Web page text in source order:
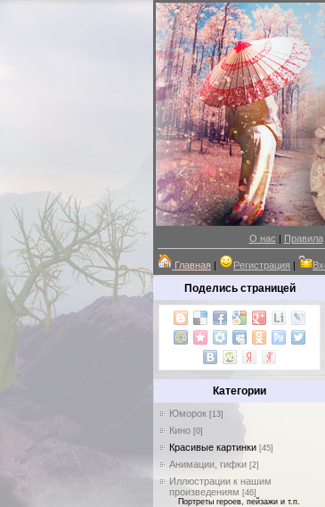
О нас | Правила
Главная | Регистрация |
Поделись страницей
Категории
Юморок [13]
Кино [0]
Красивые картинки [45]
Анимации, гифки [2]
Иллюстрации к нашим
произведениям [46]
Портреты героев, пейзажи и т.п.